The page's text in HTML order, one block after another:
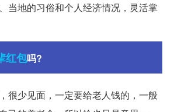
当地的习俗和个人经济情况，灵活掌
红包吗?
很少见面，一定要给老人钱的，一般